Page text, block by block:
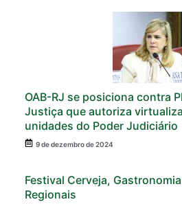
OAB-RJ se posiciona contra
Justiça que autoriza
unidades do Poder Judiciário
9 de dezembro de 2024
Festival Cerveja,
Regionais